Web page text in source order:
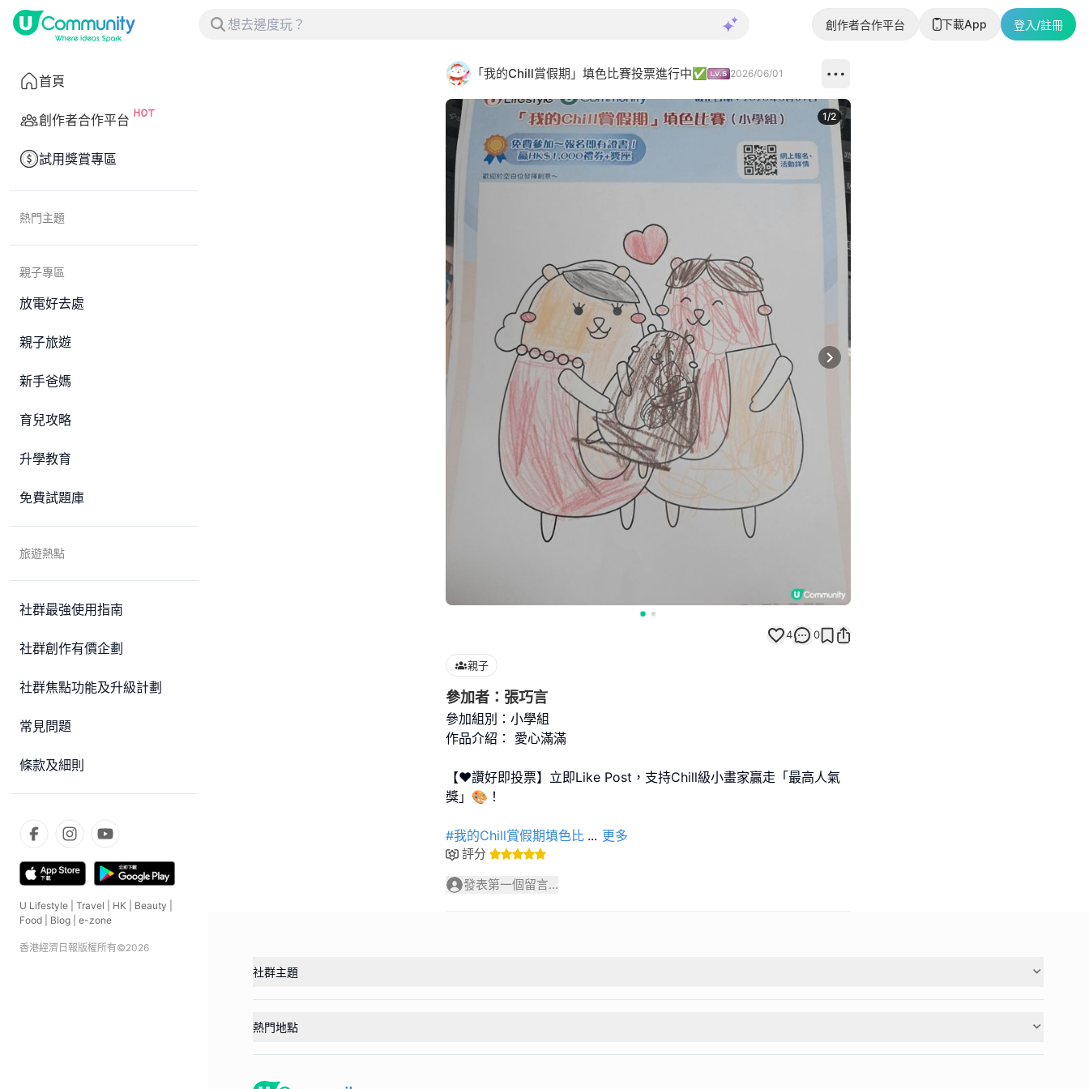
創作者合作平台 下載App 登入/註冊
首頁
創作者合作平台
試用獎賞專區
熱門主題
親子專區
放電好去處
親子旅遊
新手爸媽
育兒攻略
升學教育
免費試題庫
旅遊熱點
社群最強使用指南
社群創作有價企劃
社群焦點功能及升級計劃
常見問題
條款及細則
U Lifestyle Travel HK Beauty
Food
Blog e-zone
香港經濟日報版權所有©2026
「我的Chill賞假期」填色比賽投票進行中✅ 2026/06/01
Next slide
1/2
4 0
親子
參加者：張巧言
參加組別：小學組
作品介紹： 愛心滿滿
【❤️讚好即投票】立即Like Post，支持Chill級小畫家贏走「最高人氣
獎」🎨！
#我的Chill賞假期填色比 ... 更多
評分
發表第一個留言...
社群主題
熱門地點